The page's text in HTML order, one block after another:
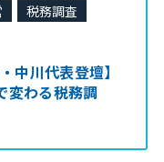
税務調査
中川代表登壇】
変わる税務調